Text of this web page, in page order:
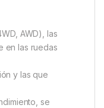
AWD), las
en las ruedas
y las que
se